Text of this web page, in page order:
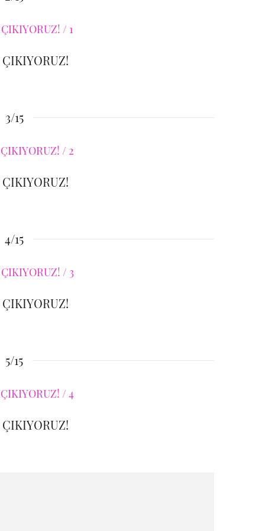
3/15
4/15
5/15